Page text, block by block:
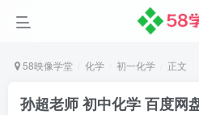
58映像学堂 化学 初一化学 正文
孙超老师 初中化学 百度网